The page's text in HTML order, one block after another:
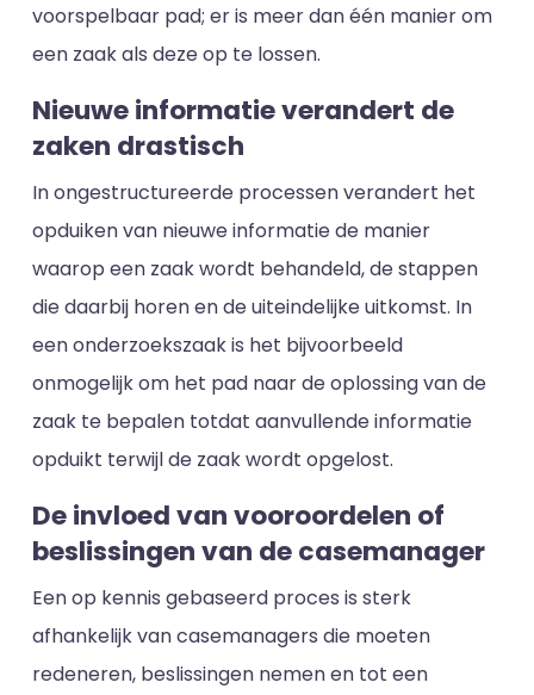
voorspelbaar pad; er is meer dan één manier om
een zaak als deze op te lossen.
Nieuwe informatie verandert de
zaken drastisch
In ongestructureerde processen verandert het
opduiken van nieuwe informatie de manier
waarop een zaak wordt behandeld, de stappen
die daarbij horen en de uiteindelijke uitkomst. In
een onderzoekszaak is het bijvoorbeeld
onmogelijk om het pad naar de oplossing van de
zaak te bepalen totdat aanvullende informatie
opduikt terwijl de zaak wordt opgelost.
De invloed van vooroordelen of
beslissingen van de casemanager
Een op kennis gebaseerd proces is sterk
afhankelijk van casemanagers die moeten
redeneren, beslissingen nemen en tot een